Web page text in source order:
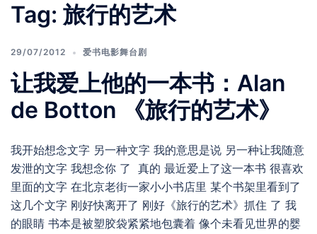
Tag: 旅行的艺术
29/07/2012 爱书电影舞台剧
让我爱上他的一本书：Alan
de Botton 《旅行的艺术》
我开始想念文字 另一种文字 我的意思是说 另一种让我随意
发泄的文字 我想念你 了 真的 最近爱上了这一本书 很喜欢
里面的文字 在北京老街一家小小书店里 某个书架里看到了
这几个文字 刚好快离开了 刚好《旅行的艺术》抓住 了 我
的眼睛 书本是被塑胶袋紧紧地包囊着 像个未看见世界的婴